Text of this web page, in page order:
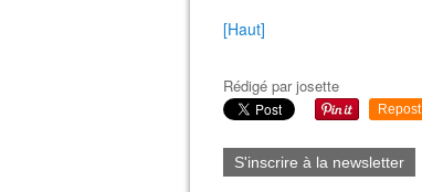
[Haut]
Rédigé parjosette
Repost
S'inscrire à la newsletter